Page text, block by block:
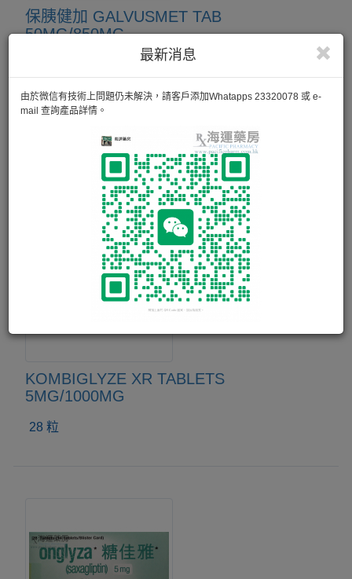
最新消息
由於微信有技術上問題仍未解決，請客戶添加Whatapps 23320078 或 e-
mail 查詢產品詳情。
保胰健加 GALVUSMET TAB
50MG/850MG
保胰健加中的Metformin是一種雙胍類降糖藥，可以抑制肝臟
製造葡萄糖，促進胰島素的周邊作用。 而Vildagliptin是DPP4
抑制劑，可以提高血液循環中生理活性之腸泌素，從而增加胰
島素分泌，達到改善血糖。 所以這個複方降糖藥可以更好的
KOMBIGLYZE XR TABLETS
5MG/1000MG
28 粒